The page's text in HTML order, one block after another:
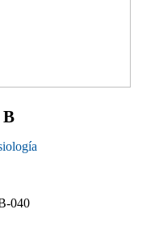
040